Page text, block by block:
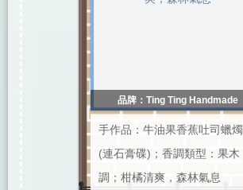
品牌：Ting Ting Handmade
手作品：牛油果香蕉吐司蠟燭
(連石膏碟)；香調類型：果木
調；柑橘清爽，森林氣息